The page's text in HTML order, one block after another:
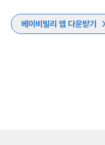
베이비빌리 앱 다운받기